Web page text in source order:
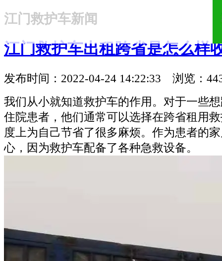
18321810781
江门救护车新闻
江门救护车出租跨省是怎么样
发布时间：2022-04-24 14:22:33 浏览：
我们从小就知道救护车的作用。对于一些
住院患者，他们通常可以选择在跨省租用
度上为自己节省了很多麻烦。作为患者的
心，因为救护车配备了各种急救设备。